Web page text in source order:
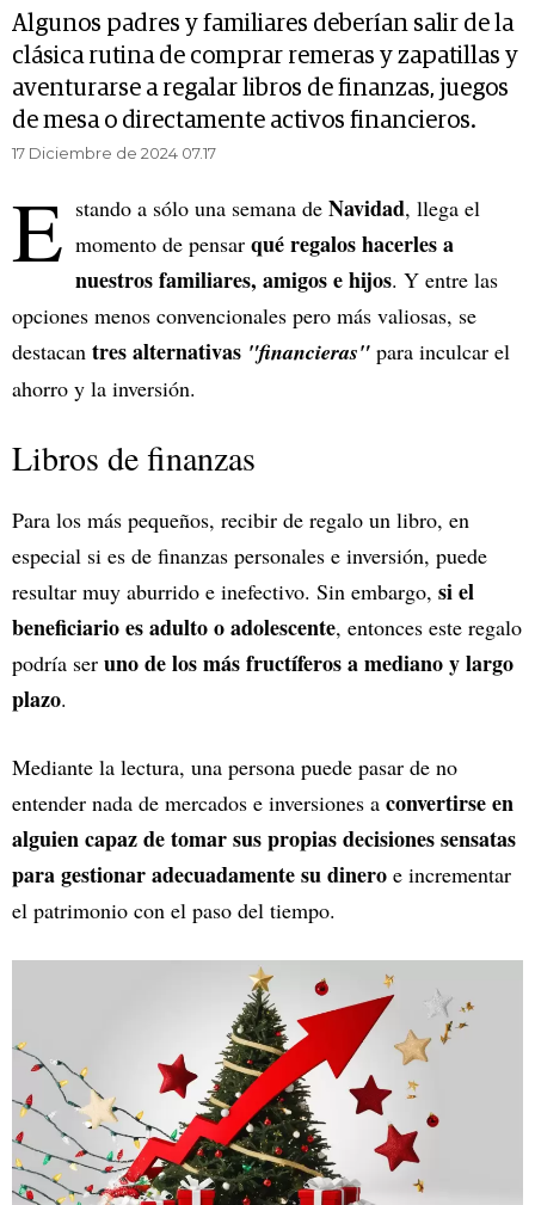
Algunos padres y familiares deberían salir de la
clásica rutina de comprar remeras y zapatillas y
aventurarse a regalar libros de finanzas, juegos
de mesa o directamente activos financieros.
17 Diciembre de 2024 07.17
E stando a sólo una semana de Navidad, llega el
momento de pensar qué regalos hacerles a
nuestros familiares, amigos e hijos. Y entre las
opciones menos convencionales pero más valiosas, se
destacan tres alternativas "financieras" para inculcar el
ahorro y la inversión.
Libros de finanzas
Para los más pequeños, recibir de regalo un libro, en
especial si es de finanzas personales e inversión, puede
resultar muy aburrido e inefectivo. Sin embargo, si el
beneficiario es adulto o adolescente, entonces este regalo
podría ser uno de los más fructíferos a mediano y largo
plazo.
Mediante la lectura, una persona puede pasar de no
entender nada de mercados e inversiones a convertirse en
alguien capaz de tomar sus propias decisiones sensatas
para gestionar adecuadamente su dinero e incrementar
el patrimonio con el paso del tiempo.